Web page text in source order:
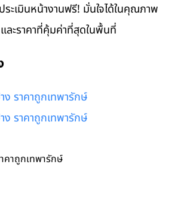
ระเมินหน้างานฟรี! มั่นใจได้ในคุณภาพ
ละราคาที่คุ้มค่าที่สุดในพื้นที่
ง ราคาถูกเทพารักษ์
ง ราคาถูกเทพารักษ์
คาถูกเทพารักษ์